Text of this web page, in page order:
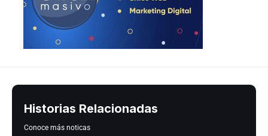
Historias Relacionadas
Conoce más noticas